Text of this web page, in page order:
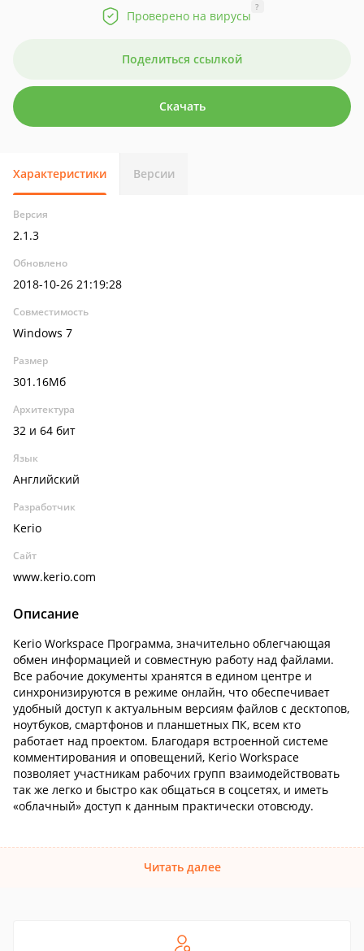
Проверено на вирусы
?
Поделиться ссылкой
Скачать
Характеристики Версии
Версия
2.1.3
Обновлено
2018-10-26 21:19:28
Совместимость
Windows 7
Размер
301.16Мб
Архитектура
32 и 64 бит
Язык
Английский
Разработчик
Kerio
Сайт
www.kerio.com
Описание
Kerio Workspace Программа, значительно облегчающая
обмен информацией и совместную работу над файлами.
Все рабочие документы хранятся в едином центре и
синхронизируются в режиме онлайн, что обеспечивает
удобный доступ к актуальным версиям файлов с десктопов,
ноутбуков, смартфонов и планшетных ПК, всем кто
работает над проектом. Благодаря встроенной системе
комментирования и оповещений, Kerio Workspace
позволяет участникам рабочих групп взаимодействовать
так же легко и быстро как общаться в соцсетях, и иметь
«облачный» доступ к данным практически отовсюду.
Читать далее